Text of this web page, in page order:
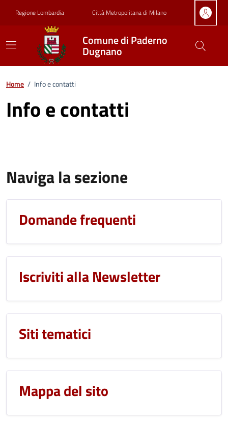
Regione Lombardia Città Metropolitana di Milano
Comune di Paderno
Dugnano
Home / Info e contatti
Info e contatti
Naviga la sezione
Domande frequenti
Iscriviti alla Newsletter
Siti tematici
Mappa del sito